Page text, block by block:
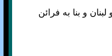
و بنا به فرائن